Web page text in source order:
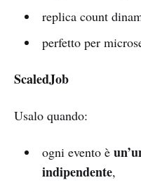
replica count
perfetto per
ScaledJob
Usalo quando:
ogni evento è
indipendente,